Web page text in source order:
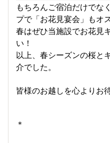
もちろんご宿泊だけでな
プで「お花見宴会」もオ
春はぜひ当施設でお花見
い！
以上、春シーズンの桜と
介でした。
皆様のお越しを心よりお
＊